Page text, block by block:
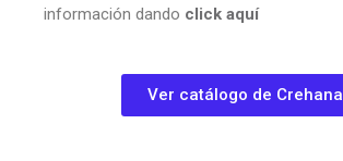
información dando click aquí
Ver catálogo de Crehana